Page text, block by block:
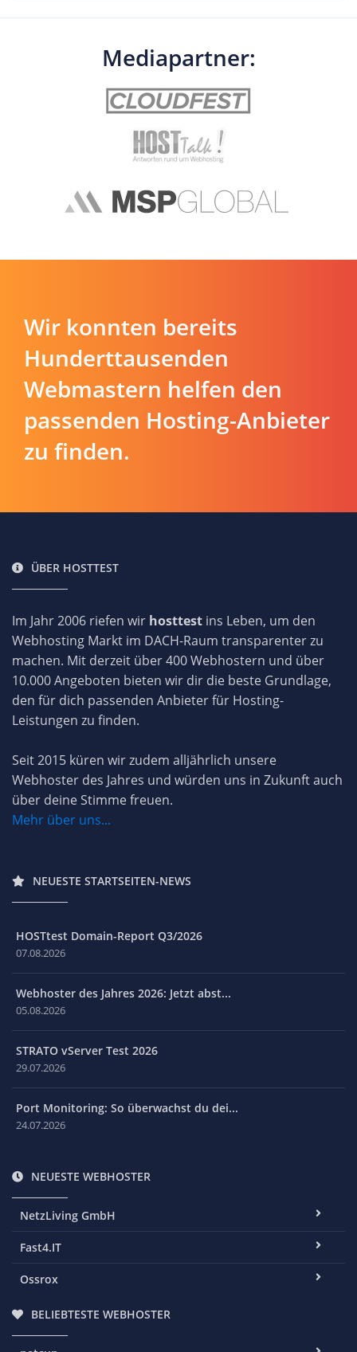
Mediapartner:
Wir konnten bereits
Hunderttausenden
Webmastern helfen den
passenden Hosting-Anbieter
zu finden.
ÜBER HOSTTEST
Im Jahr 2006 riefen wir hosttest ins Leben, um den
Webhosting Markt im DACH-Raum transparenter zu
machen. Mit derzeit über 400 Webhostern und über
10.000 Angeboten bieten wir dir die beste Grundlage,
den für dich passenden Anbieter für Hosting-
Leistungen zu finden.
Seit 2015 küren wir zudem alljährlich unsere
Webhoster des Jahres und würden uns in Zukunft auch
über deine Stimme freuen.
Mehr über uns...
NEUESTE STARTSEITEN-NEWS
HOSTtest Domain-Report Q3/2026
07.08.2026
Webhoster des Jahres 2026: Jetzt abst...
05.08.2026
STRATO vServer Test 2026
29.07.2026
Port Monitoring: So überwachst du dei...
24.07.2026
NEUESTE WEBHOSTER
NetzLiving GmbH
Fast4.IT
Ossrox
BELIEBTESTE WEBHOSTER